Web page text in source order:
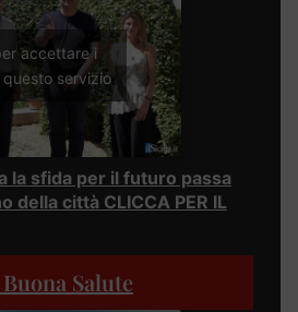
accettare i
servizio
la sfida per il futuro passa
della città CLICCA PER IL
Salute